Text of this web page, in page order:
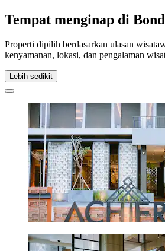
Tempat menginap di
Properti dipilih berdasarkan ulasan
kenyamanan, lokasi, dan pengalaman
Lebih sedikit